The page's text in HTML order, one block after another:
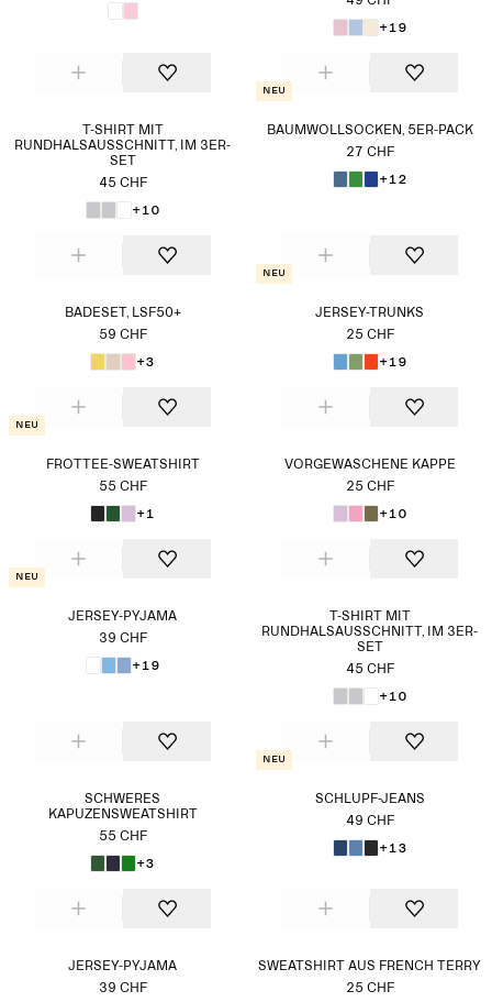
+19
T-SHIRT MIT
RUNDHALSAUSSCHNITT, IM 3ER-
SET
45 CHF
+10
Neu
BAUMWOLLSOCKEN, 5ER-PACK
27 CHF
+12
BADESET, LSF50+
59 CHF
+3
Neu
JERSEY-TRUNKS
25 CHF
+19
Neu
FROTTEE-SWEATSHIRT
55 CHF
+1
VORGEWASCHENE KAPPE
25 CHF
+10
Neu
JERSEY-PYJAMA
39 CHF
+19
T-SHIRT MIT
RUNDHALSAUSSCHNITT, IM 3ER-
SET
45 CHF
+10
SCHWERES
KAPUZENSWEATSHIRT
55 CHF
+3
Neu
SCHLUPF-JEANS
49 CHF
+13
JERSEY-PYJAMA
39 CHF
SWEATSHIRT AUS FRENCH TERRY
25 CHF